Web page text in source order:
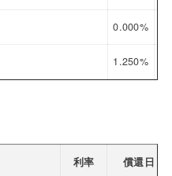
0.000%
1.250%
利率 償還日